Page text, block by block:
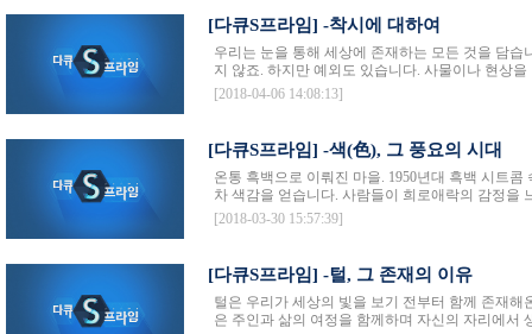
[다큐S프라임] -착시에 대하여
우리는 눈을 통해 세상에 존재하는 모든 것을 담
지 않죠. 하지만 예외도 있습니다. 사물이나 현상
[2018-04-06 14:08:13]
[다큐S프라임] -색(色), 그 풍요의 시대
온통 흑백으로 이뤄진 마을. 1950년대 흑백 시트
차 색감을 얻습니다. 사람들이 희로애락의 감정을
[2018-03-30 15:57:39]
[다큐S프라임] -털, 그 존재의 이유
털은 우리가 세상의 빛을 보기 전부터 함께 존재
은 주인과 삶의 여정을 함께하며 자신의 자리에서